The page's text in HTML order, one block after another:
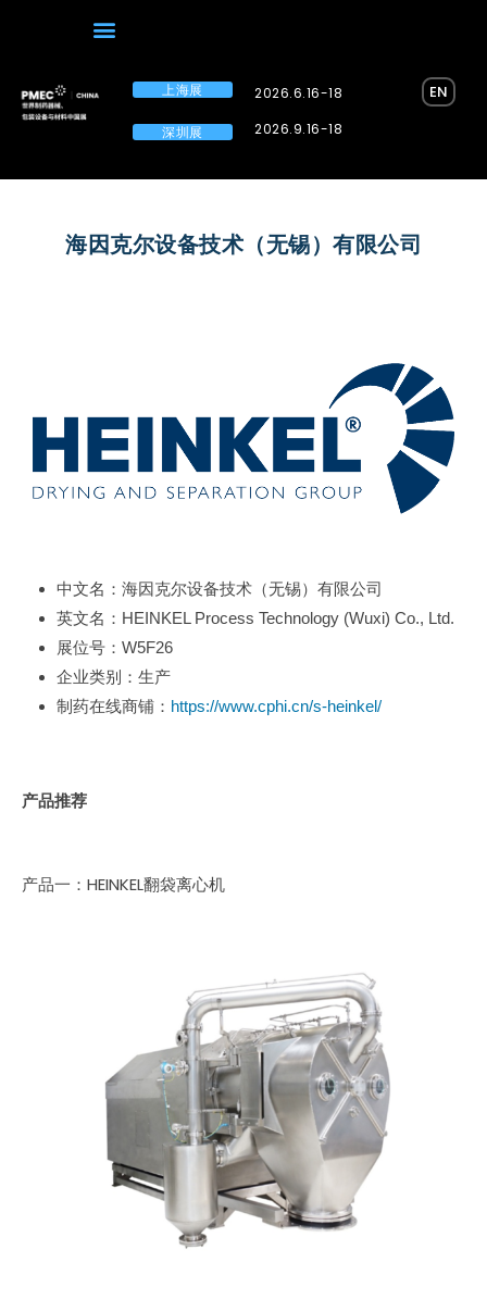
上海展
深圳展
2026.6.16-18
2026.9.16-18
EN
海因克尔设备技术（无锡）有限公司
中文名：海因克尔设备技术（无锡）有限公司
英文名：HEINKEL Process Technology (Wuxi) Co., Ltd.
展位号：W5F26
企业类别：生产
制药在线商铺： https://www.cphi.cn/s-heinkel/
产品推荐
产品一：HEINKEL翻袋离心机